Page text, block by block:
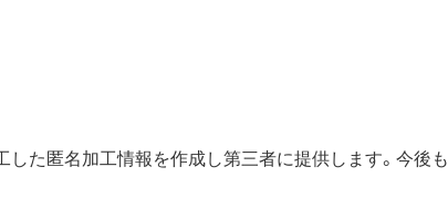
た匿名加工情報を作成し第三者に提供します。今後も